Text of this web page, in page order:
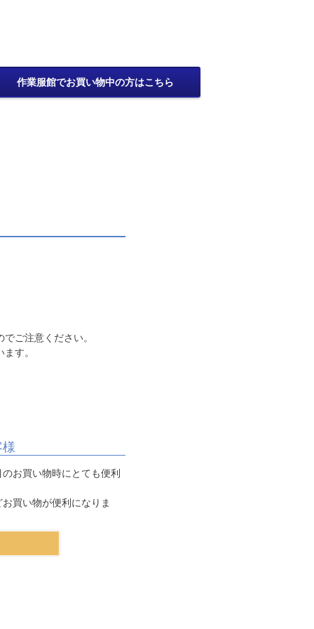
作業服館でお買い物中の方はこちら
ご注意ください。
す。
お買い物時にとても便利
買い物が便利になりま